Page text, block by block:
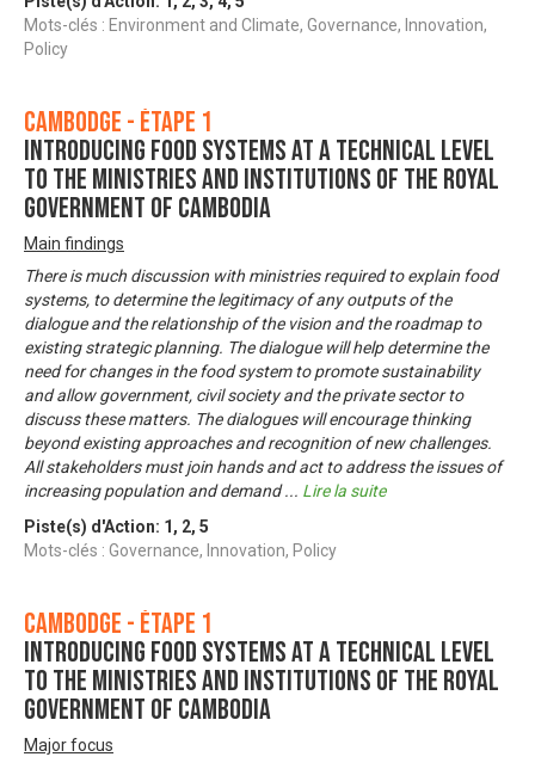
Mots-clés : Environment and Climate, Governance, Innovation,
Policy
Cambodge - Étape 1
Introducing Food Systems at a technical level
to the ministries and institutions of the Royal
Government of Cambodia
Main findings
There is much discussion with ministries required to explain food
systems, to determine the legitimacy of any outputs of the
dialogue and the relationship of the vision and the roadmap to
existing strategic planning. The dialogue will help determine the
need for changes in the food system to promote sustainability
and allow government, civil society and the private sector to
discuss these matters. The dialogues will encourage thinking
beyond existing approaches and recognition of new challenges.
All stakeholders must join hands and act to address the issues of
increasing population and demand... Lire la suite
Piste(s) d'Action: 1 , 2, 5
Mots-clés : Governance, Innovation, Policy
Cambodge - Étape 1
Introducing Food Systems at a technical level
to the ministries and institutions of the Royal
Government of Cambodia
Major focus